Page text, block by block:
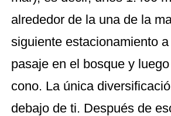
alrededor de la una de la
siguiente estacionamiento
pasaje en el bosque y
cono. La única
debajo de ti. Después de